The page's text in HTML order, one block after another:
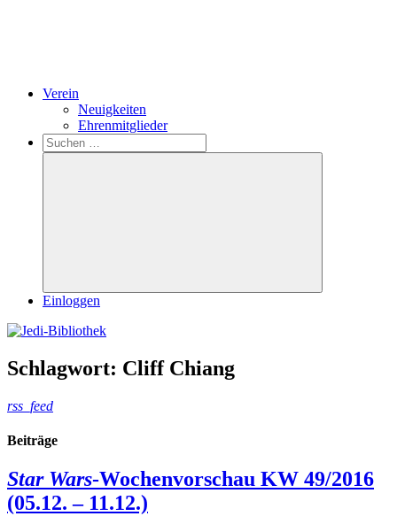
Verein
Neuigkeiten
Ehrenmitglieder
Search
Suchen
nach:
Suchen
Einloggen
Schlagwort: Cliff Chiang
rss_feed
Beiträge
Star Wars-Wochenvorschau KW 49/2016
(05.12. – 11.12.)